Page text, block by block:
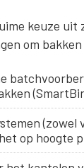
keuze uit
om
(zowel
op hoogte